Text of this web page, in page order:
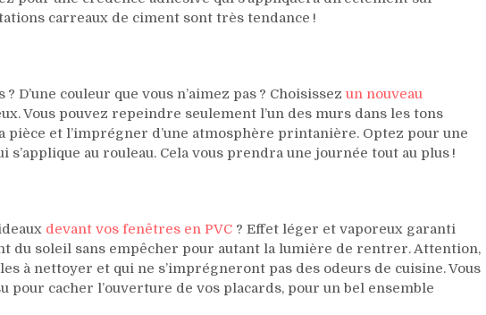
carreaux de ciment sont très tendance !
D’une couleur que vous n’aimez pas ? Choisissez un nouveau
Vous pouvez repeindre seulement l’un des murs dans les tons
pièce et l’imprégner d’une atmosphère printanière. Optez pour une
au rouleau. Cela vous prendra une journée tout au plus !
devant vos fenêtres en PVC ? Effet léger et vaporeux garanti
du soleil sans empêcher pour autant la lumière de rentrer. Attention,
à nettoyer et qui ne s’imprégneront pas des odeurs de cuisine. Vous
pour cacher l’ouverture de vos placards, pour un bel ensemble